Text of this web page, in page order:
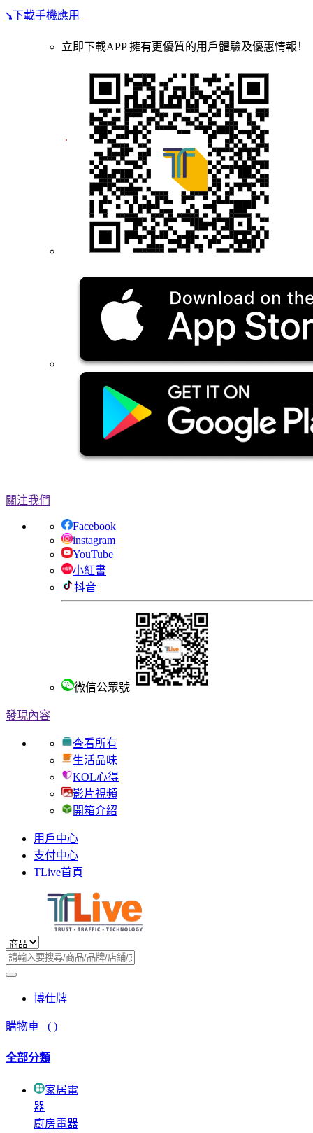
⭸下載手機應用
立即下載APP 擁有更優質的用戶體驗及優惠情報！
關注我們
Facebook
instagram
YouTube
小紅書
抖音
微信公眾號
發現內容
查看所有
生活品味
KOL心得
影片視頻
開箱介紹
用戶中心
支付中心
TLive首頁
博仕牌
購物車 ( )
全部分類
家居電
器
廚房電器